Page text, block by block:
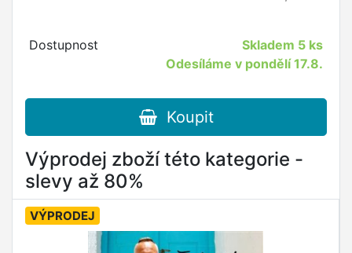
Dostupnost Skladem 5 ks
Odesíláme v pondělí 17.8.
Koupit
Výprodej zboží této kategorie -
slevy až 80%
VÝPRODEJ